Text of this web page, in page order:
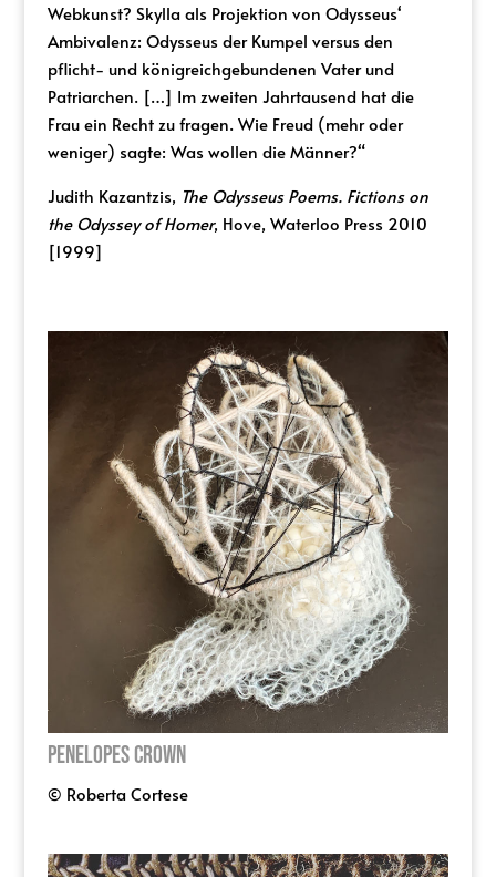
Webkunst? Skylla als Projektion von Odysseus‘
Ambivalenz: Odysseus der Kumpel versus den
pflicht- und königreichgebundenen Vater und
Patriarchen. […] Im zweiten Jahrtausend hat die
Frau ein Recht zu fragen. Wie Freud (mehr oder
weniger) sagte: Was wollen die Männer?“
Judith Kazantzis, The Odysseus Poems. Fictions on
the Odyssey of Homer, Hove, Waterloo Press 2010
[1999]
Penelopes Crown
© Roberta Cortese